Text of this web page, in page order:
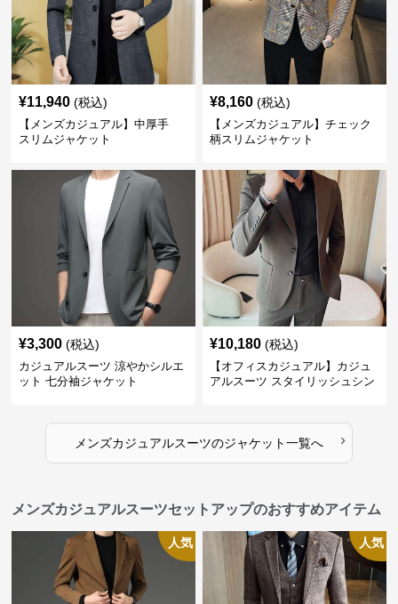
¥11,940 (税込)
【メンズカジュアル】中厚手
スリムジャケット
¥8,160 (税込)
【メンズカジュアル】チェック
柄スリムジャケット
¥3,300 (税込)
カジュアルスーツ 涼やかシルエ
ット 七分袖ジャケット
¥10,180 (税込)
【オフィスカジュアル】カジュ
アルスーツ スタイリッシュシン
メンズカジュアルスーツのジャケット一覧へ ›
メンズカジュアルスーツセットアップのおすすめアイテム
人気 人気